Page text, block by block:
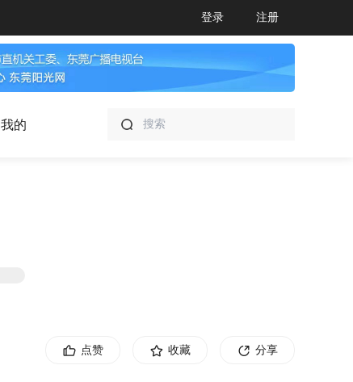
登录 注册
我的
点赞 收藏 分享